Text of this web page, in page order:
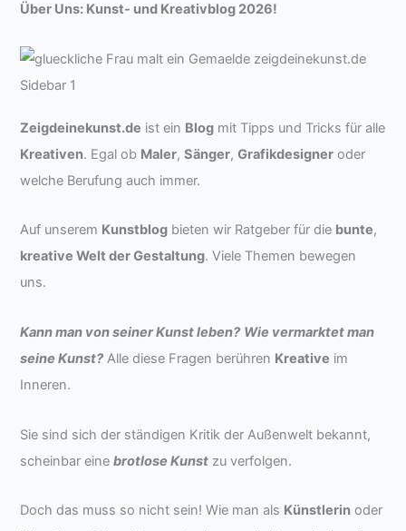
Über Uns: Kunst- und Kreativblog 2026!
Zeigdeinekunst.de ist ein Blog mit Tipps und Tricks für alle
Kreativen. Egal ob Maler,Sänger,Grafikdesigner oder
welche Berufung auch immer.
Auf unserem Kunstblog bieten wir Ratgeber für die bunte,
kreative Welt der Gestaltung. Viele Themen bewegen
uns.
Kann man von seiner Kunst leben? Wie vermarktet man
seine Kunst? Alle diese Fragen berühren Kreative im
Inneren.
Sie sind sich der ständigen Kritik der Außenwelt bekannt,
scheinbar einebrotlose Kunst zu verfolgen.
Doch das muss so nicht sein! Wie man als Künstlerin oder